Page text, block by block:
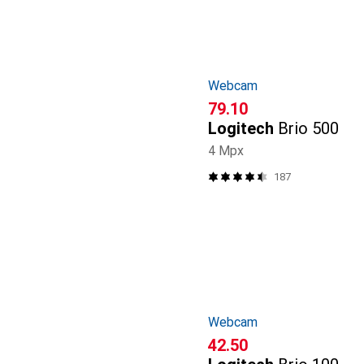
Webcam
CHF
79.10
Logitech Brio 500
4 Mpx
187
Webcam
CHF
42.50